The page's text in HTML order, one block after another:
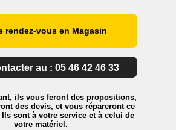
rendez-vous en Magasin
au : 05 46 42 46 33
ils vous feront des propositions,
des devis, et vous répareront ce
Ils sont à votre service et à celui de
votre matériel.